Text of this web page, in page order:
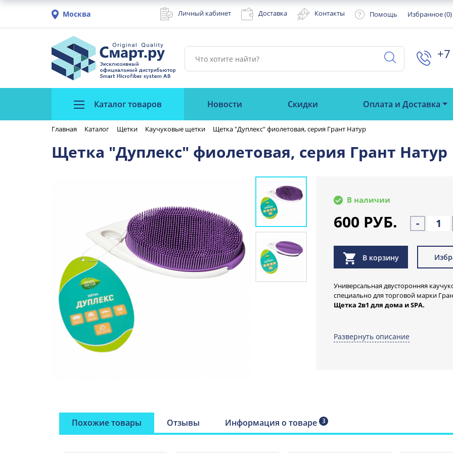
Москва Личный кабинет Доставка Контакты Помощь Избранное (0)
Каталог товаров Новости Скидки Оплата и Доставка
Главная Каталог Щетки Каучуковые щетки Щетка "Дуплекс" фиолетовая, серия Грант Натур
Щетка "Дуплекс" фиолетовая, серия Грант Натур
В наличии
600 РУБ. -
В корзину
Универсальная двусторонняя
специально для торговой марки
Щетка 2в1 для дома и SPA.
производится из каучука -
добываемого из древесной смолы
Развернуть описание
Похожие товары Отзывы Информация о товаре 3